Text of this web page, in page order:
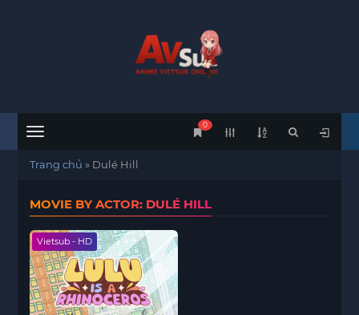
Menu
0
Trang chủ » Dulé Hill
MOVIE BY ACTOR: DULÉ HILL
Vietsub - HD